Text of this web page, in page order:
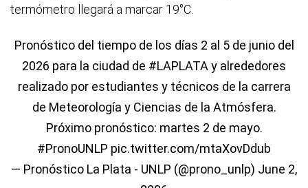
termómetro llegará a marcar 19°C.
Pronóstico del tiempo de los días 2 al 5 de junio del
2026 para la ciudad de #LAPLATA y alrededores
realizado por estudiantes y técnicos de la carrera
de Meteorología y Ciencias de la Atmósfera.
Próximo pronóstico: martes 2 de mayo.
#PronoUNLP pic.twitter.com/mtaXovDdub
— Pronóstico La Plata - UNLP (@prono_unlp) June 2,